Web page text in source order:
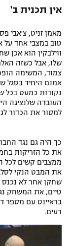
מדיניות פרטיות
תקנון פעילות
רשיון להקרנה
הצטרפות
תגיות
המגזין
אומנויות לחימה
גיימינג E-Sports
אין תכנית ב'
מאמן זניט, צ'אבי
טוב במצבי אחד על
ווילבקין הוא אכן
שלו, אבל כשזה
צמוד, המשימה
אמנם היחיד בסגל
נקודות כמעט בכל
העובדה שלנציגה
למסור את הכדור
את כל הזריקות
ממצבים קשים לכל
את המבט הנקי
שחקן אחר לא נכנס
טיים, את המשחק נגד
בראיינט עם מספר
רעים.